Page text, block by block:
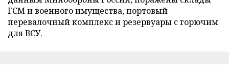
ГСМ и военного имущества, портовый
перевалочный комплекс и резервуары с горючим
для ВСУ.